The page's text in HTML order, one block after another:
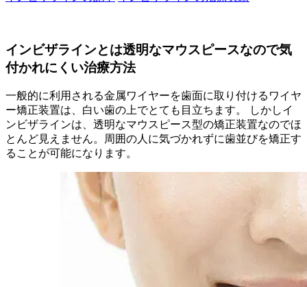
インビザラインとは透明なマウスピースなので気
付かれにくい治療方法
一般的に利用される金属ワイヤーを歯面に取り付けるワイヤ
ー矯正装置は、白い歯の上でとても目立ちます。 しかしイ
ンビザラインは、透明なマウスピース型の矯正装置なのでほ
とんど見えません。周囲の人に気づかれずに歯並びを矯正す
ることが可能になります。